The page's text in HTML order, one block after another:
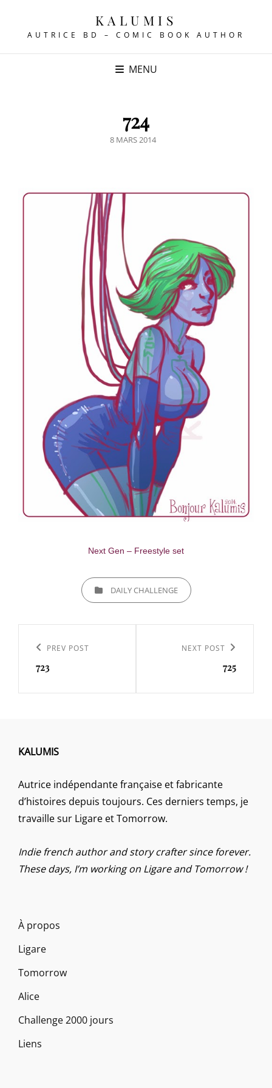
KALUMIS
AUTRICE BD – COMIC BOOK AUTHOR
MENU
724
POSTED
8 MARS 2014
Next Gen – Freestyle set
CATEGORIESDAILY CHALLENGE
l’article
Previous
Post
PREV POST
723
NEXT POST
725
KALUMIS
Autrice indépendante française et fabricante
d’histoires depuis toujours. Ces derniers temps, je
travaille sur Ligare et Tomorrow.
Indie french author and story crafter since forever.
These days, I’m working on Ligare and Tomorrow !
À propos
Ligare
Tomorrow
Alice
Challenge 2000 jours
Liens